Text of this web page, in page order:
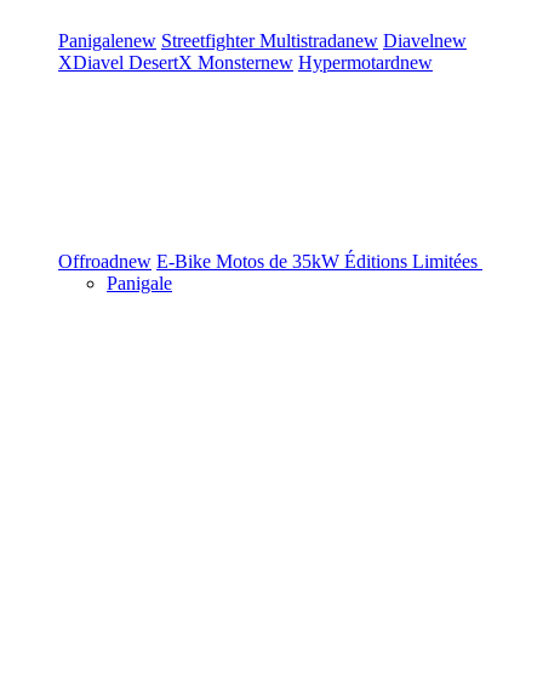
Panigalenew StreetfighterMultistradanew Diavelnew
XDiavel DesertX Monsternew Hypermotardnew
Offroadnew E-Bike Motos de 35kW Éditions Limitées
Panigale